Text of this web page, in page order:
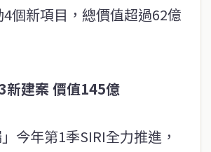
個新項目，總價值超過62億
新建案 價值145億
今年第1季SIRI全力推進，